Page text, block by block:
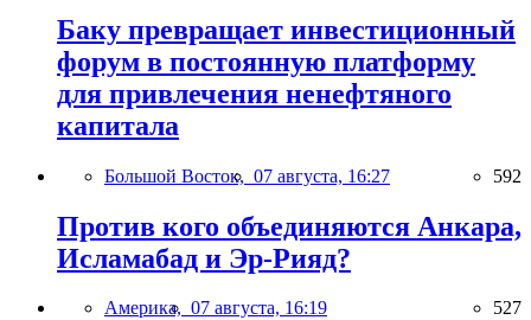
Баку превращает инвестиционный
форум в постоянную платформу
для привлечения ненефтяного
капитала
Большой Восток, 07 августа, 16:27 592
Против кого объединяются Анкара,
Исламабад и Эр-Рияд?
Америка, 07 августа, 16:19 527